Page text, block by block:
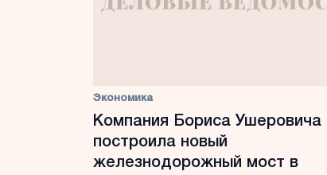
Экономика
Компания Бориса Ушеровича
построила новый
железнодорожный мост в